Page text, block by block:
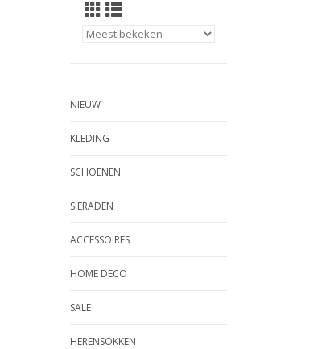
NIEUW
KLEDING
SCHOENEN
SIERADEN
ACCESSOIRES
HOME DECO
SALE
HERENSOKKEN